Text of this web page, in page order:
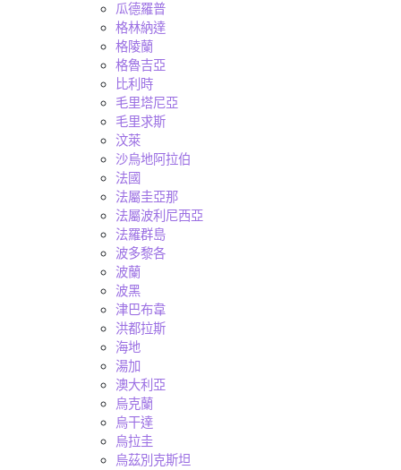
瓜德羅普
格林納達
格陵蘭
格魯吉亞
比利時
毛里塔尼亞
毛里求斯
汶萊
沙烏地阿拉伯
法國
法屬圭亞那
法屬波利尼西亞
法羅群島
波多黎各
波蘭
波黑
津巴布韋
洪都拉斯
海地
湯加
澳大利亞
烏克蘭
烏干達
烏拉圭
烏茲別克斯坦